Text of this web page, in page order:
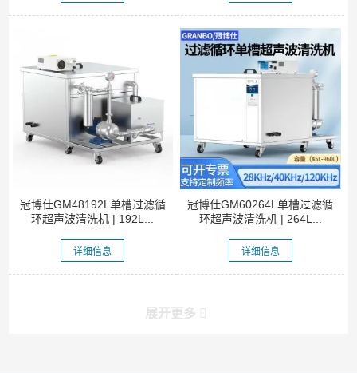
冠博仕GM48192L单槽过滤循
环超声波清洗机 | 192L...
详细信息
冠博仕GM60264L单槽过滤循
环超声波清洗机 | 264L...
详细信息
展开更多